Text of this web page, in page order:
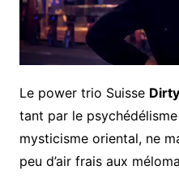
Le power trio Suisse
tant par le
mysticisme oriental, ne
peu d’air frais aux